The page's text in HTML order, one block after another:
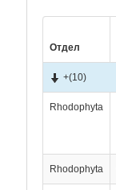
Отдел
+(10)
Rhodophyta
Rhodophyta